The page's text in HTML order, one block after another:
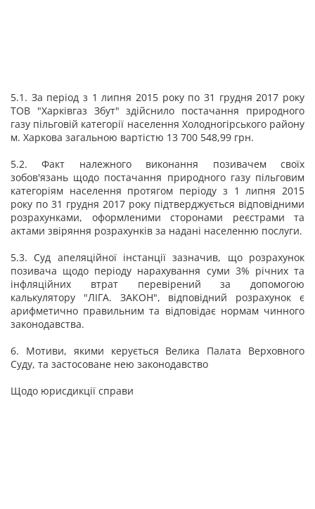
5.1. За період з 1 липня 2015 року по 31 грудня 2017 року
ТОВ "Харківгаз Збут" здійснило постачання природного
газу пільговій категорії населення Холодногірського району
м. Харкова загальною вартістю 13 700 548,99 грн.
5.2. Факт належного виконання позивачем своїх
зобов'язань щодо постачання природного газу пільговим
категоріям населення протягом періоду з 1 липня 2015
року по 31 грудня 2017 року підтверджується відповідними
розрахунками, оформленими сторонами реєстрами та
актами звіряння розрахунків за надані населенню послуги.
5.3. Суд апеляційної інстанції зазначив, що розрахунок
позивача щодо періоду нарахування суми 3% річних та
інфляційних втрат перевірений за допомогою
калькулятору "ЛІГА. ЗАКОН", відповідний розрахунок є
арифметично правильним та відповідає нормам чинного
законодавства.
6. Мотиви, якими керується Велика Палата Верховного
Суду, та застосоване нею законодавство
Щодо юрисдикції справи